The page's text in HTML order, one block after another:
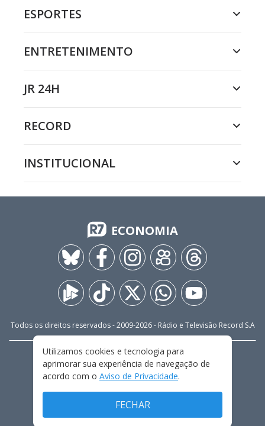
ESPORTES
ENTRETENIMENTO
JR 24H
RECORD
INSTITUCIONAL
ECONOMIA
Todos os direitos reservados - 2009-2026- Rádio e Televisão Record S.A
FALE CONOSCO
PRIVACIDADE
TERMOS E CONDIÇÕES DE USO
Utilizamos cookies e tecnologia para
aprimorar sua experiência de navegação de
acordo com o Aviso de Privacidade.
FECHAR